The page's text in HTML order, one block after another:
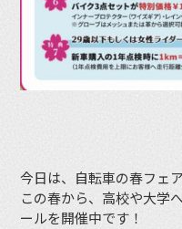
今日は、自転車の春フェ
この春から、高校や大学
ールを開催中です！